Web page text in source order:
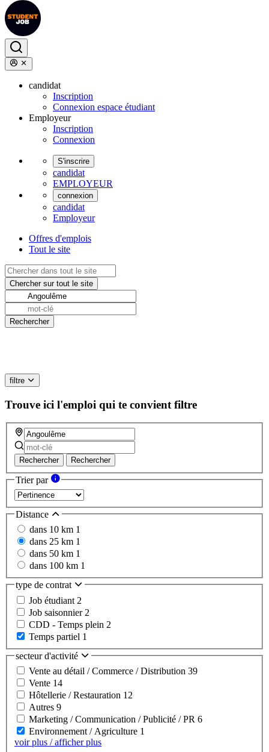
candidat
Inscription
Connexion espace étudiant
Employeur
Inscription
Connexion
S'inscrire
candidat
EMPLOYEUR
connexion
candidat
Employeur
Offres d'emplois
Tout le site
filtre
Trouve ici l'emploi qui te convient filtre
Rechercher Rechercher
Trier par
Distance
dans 10 km 1
dans 25 km 1
dans 50 km 1
dans 100 km 1
type de contrat
Job étudiant 2
Job saisonnier 2
CDD - Temps plein 2
Temps partiel 1
secteur d'activité
Vente au détail / Commerce / Distribution 39
Vente 14
Hôtellerie / Restauration 12
Autres 9
Marketing / Communication / Publicité / PR 6
Environnement / Agriculture 1
voir plus / afficher plus